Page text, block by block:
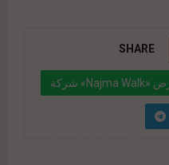
SHARE
شركة «Najma Walk» تشارك في معرض «The Real